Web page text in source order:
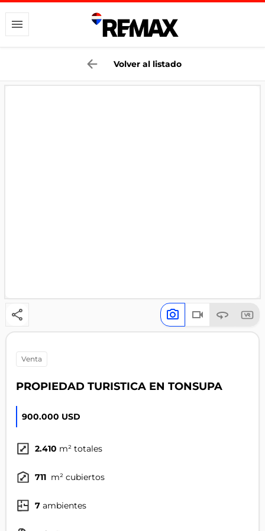
Volver al listado
venta
PROPIEDAD TURISTICA EN TONSUPA
900.000 USD
2.410 m² totales
711 m² cubiertos
7 ambientes